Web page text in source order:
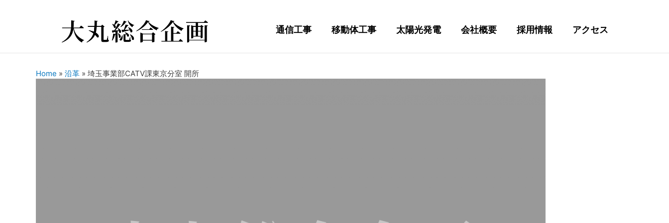
通信工事 移動体工事 太陽光発電 会社概要 採用情報 アクセス
Home » 沿革 » 埼玉事業部CATV課東京分室 開所